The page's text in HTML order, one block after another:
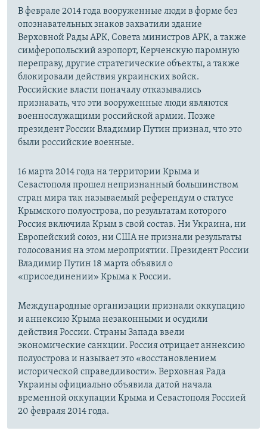
В феврале 2014 года вооруженные люди в форме без
опознавательных знаков захватили здание
Верховной Рады АРК, Совета министров АРК, а также
симферопольский аэропорт, Керченскую паромную
переправу, другие стратегические объекты, а также
блокировали действия украинских войск.
Российские власти поначалу отказывались
признавать, что эти вооруженные люди являются
военнослужащими российской армии. Позже
президент России Владимир Путин признал, что это
были российские военные.
16 марта 2014 года на территории Крыма и
Севастополя прошел непризнанный большинством
стран мира так называемый референдум о статусе
Крымского полуострова, по результатам которого
Россия включила Крым в свой состав. Ни Украина, ни
Европейский союз, ни США не признали результаты
голосования на этом мероприятии. Президент России
Владимир Путин 18 марта объявил о
«присоединении» Крыма к России.
Международные организации признали оккупацию
и аннексию Крыма незаконными и осудили
действия России. Страны Запада ввели
экономические санкции. Россия отрицает аннексию
полуострова и называет это «восстановлением
исторической справедливости». Верховная Рада
Украины официально объявила датой начала
временной оккупации Крыма и Севастополя Россией
20 февраля 2014 года.